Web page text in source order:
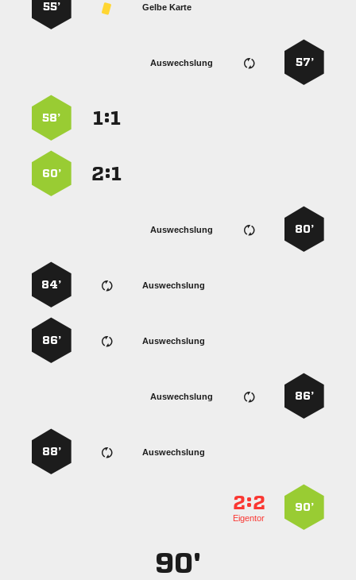
Gelbe Karte
55’
57’
Auswechslung
:
58’
:
60’
80’
Auswechslung
Auswechslung
84’
Auswechslung
86’
86’
Auswechslung
Auswechslung
88’
90’
:
Eigentor
90'